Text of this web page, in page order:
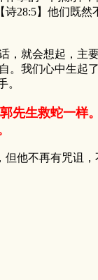
28:5】他们既
会想起，主要
。我们心中生起
。
先生救蛇一样
不再有咒诅，